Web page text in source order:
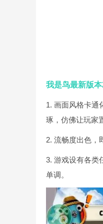
我是鸟最新版
1. 画面风格卡通
琢，仿佛让玩家
2. 流畅度出色，
3. 游戏设有各类
单调。